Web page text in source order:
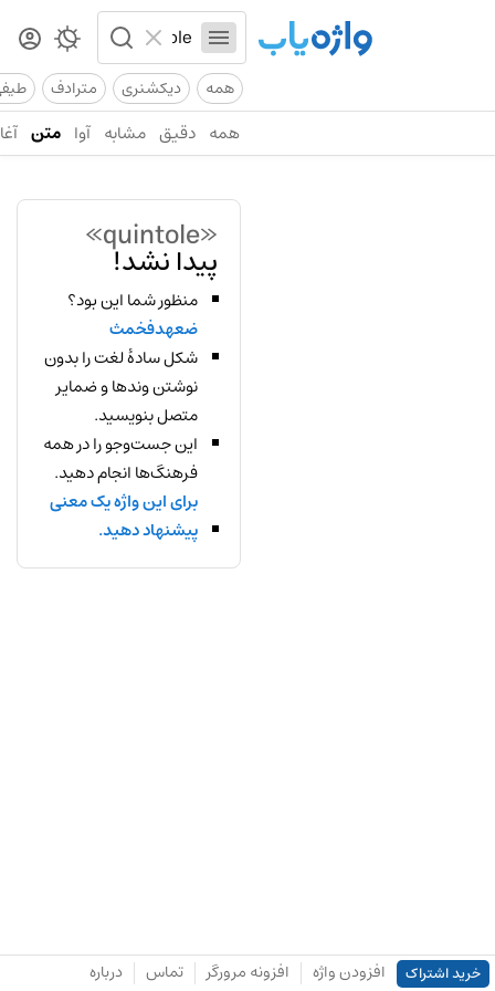
همه دیکشنری مترادف
همه دقیق مشابه آوا متن
«quintole»
پیدا نشد!
منظور شما این بود؟
ضعهدفخمث
شکل سادهٔ لغت را بدون
نوشتن وندها و ضمایر
متصل بنویسید.
این جست‌وجو را در همه
فرهنگ‌ها انجام دهید.
برای این واژه یک معنی
پیشنهاد دهید.
خرید اشتراک افزودن واژه افزونه مرورگر تماس درباره